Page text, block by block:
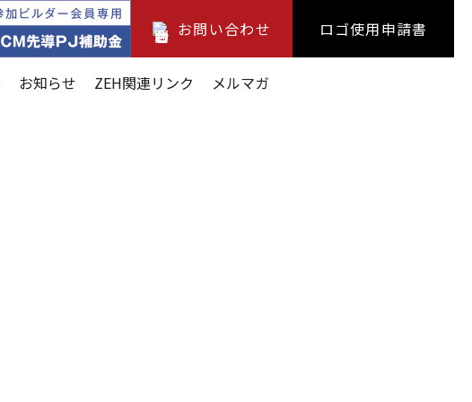
お問い合わせ ロゴ使用申請書
お知らせ ZEH関連リンク メルマガ